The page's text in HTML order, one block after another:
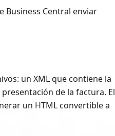
Business Central enviar
un XML que contiene la
de la factura. El
un HTML convertible a